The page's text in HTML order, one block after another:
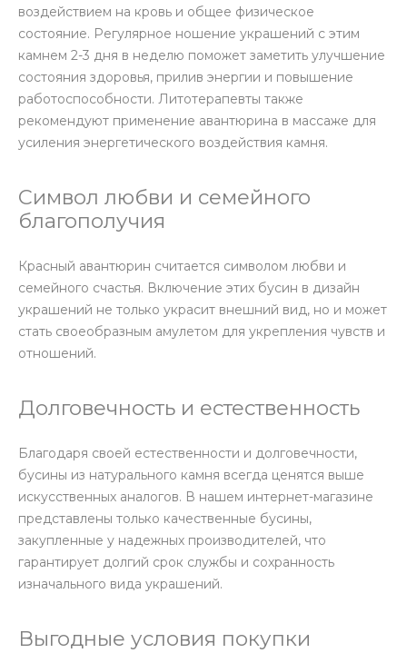
воздействием на кровь и общее физическое
состояние. Регулярное ношение украшений с этим
камнем 2-3 дня в неделю поможет заметить улучшение
состояния здоровья, прилив энергии и повышение
работоспособности. Литотерапевты также
рекомендуют применение авантюрина в массаже для
усиления энергетического воздействия камня.
Символ любви и семейного
благополучия
Красный авантюрин считается символом любви и
семейного счастья. Включение этих бусин в дизайн
украшений не только украсит внешний вид, но и может
стать своеобразным амулетом для укрепления чувств и
отношений.
Долговечность и естественность
Благодаря своей естественности и долговечности,
бусины из натурального камня всегда ценятся выше
искусственных аналогов. В нашем интернет-магазине
представлены только качественные бусины,
закупленные у надежных производителей, что
гарантирует долгий срок службы и сохранность
изначального вида украшений.
Выгодные условия покупки